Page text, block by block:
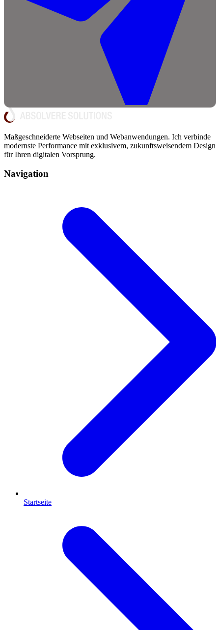
Maßgeschneiderte Webseiten und Webanwendungen. Ich verbinde
modernste Performance mit exklusivem, zukunftsweisendem Design
für Ihren digitalen Vorsprung.
Navigation
Startseite